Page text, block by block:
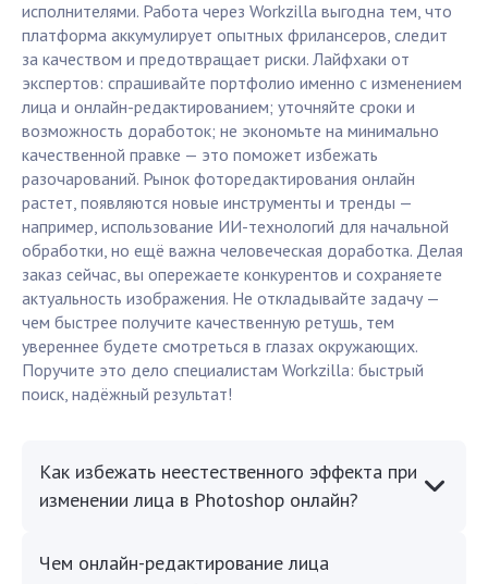
исполнителями. Работа через Workzilla выгодна тем, что
платформа аккумулирует опытных фрилансеров, следит
за качеством и предотвращает риски. Лайфхаки от
экспертов: спрашивайте портфолио именно с изменением
лица и онлайн-редактированием; уточняйте сроки и
возможность доработок; не экономьте на минимально
качественной правке — это поможет избежать
разочарований. Рынок фоторедактирования онлайн
растет, появляются новые инструменты и тренды —
например, использование ИИ-технологий для начальной
обработки, но ещё важна человеческая доработка. Делая
заказ сейчас, вы опережаете конкурентов и сохраняете
актуальность изображения. Не откладывайте задачу —
чем быстрее получите качественную ретушь, тем
увереннее будете смотреться в глазах окружающих.
Поручите это дело специалистам Workzilla: быстрый
поиск, надёжный результат!
Как избежать неестественного эффекта при
изменении лица в Photoshop онлайн?
Чем онлайн-редактирование лица